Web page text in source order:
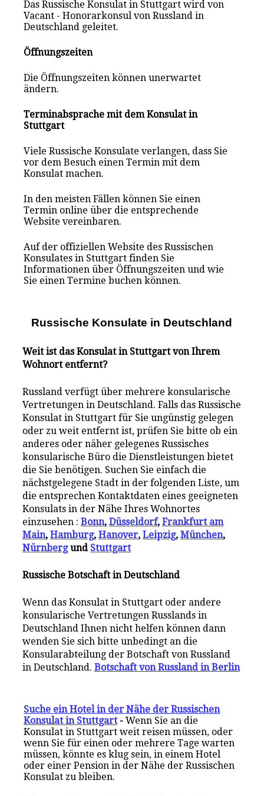
Das Russische Konsulat in Stuttgart wird von
Vacant - Honorarkonsul von Russland in
Deutschland geleitet.
Öffnungszeiten
Die Öffnungszeiten können unerwartet
ändern.
Terminabsprache mit dem Konsulat in
Stuttgart
Viele Russische Konsulate verlangen, dass Sie
vor dem Besuch einen Termin mit dem
Konsulat machen.
In den meisten Fällen können Sie einen
Termin online über die entsprechende
Website vereinbaren.
Auf der offiziellen Website des Russischen
Konsulates in Stuttgart finden Sie
Informationen über Öffnungszeiten und wie
Sie einen Termine buchen können.
Russische Konsulate in Deutschland
Weit ist das Konsulat in Stuttgart von Ihrem
Wohnort entfernt?
Russland verfügt über mehrere konsularische
Vertretungen in Deutschland. Falls das Russische
Konsulat in Stuttgart für Sie ungünstig gelegen
oder zu weit entfernt ist, prüfen Sie bitte ob ein
anderes oder näher gelegenes Russisches
konsularische Büro die Dienstleistungen bietet
die Sie benötigen. Suchen Sie einfach die
nächstgelegene Stadt in der folgenden Liste, um
die entsprechen Kontaktdaten eines geeigneten
Konsulats in der Nähe Ihres Wohnortes
einzusehen :Bonn,Düsseldorf,Frankfurt am
Main,Hamburg,Hanover,Leipzig,München,
Nürnbergund Stuttgart
Russische Botschaft in Deutschland
Wenn das Konsulat in Stuttgart oder andere
konsularische Vertretungen Russlands in
Deutschland Ihnen nicht helfen können dann
wenden Sie sich bitte unbedingt an die
Konsularabteilung der Botschaft von Russland
in Deutschland.Botschaft von Russland in Berlin
Suche ein Hotel in der Nähe der Russischen
Konsulat in Stuttgart-Wenn Sie an die
Konsulat in Stuttgart weit reisen müssen, oder
wenn Sie für einen oder mehrere Tage warten
müssen, könnte es klug sein, in einem Hotel
oder einer Pension in der Nähe der Russischen
Konsulat zu bleiben.